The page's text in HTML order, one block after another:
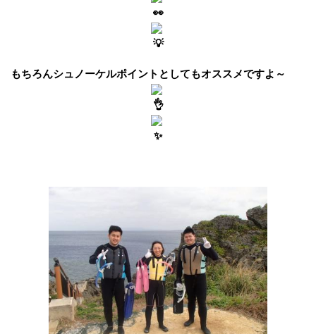
もちろんシュノーケルポイントとしてもオススメですよ～